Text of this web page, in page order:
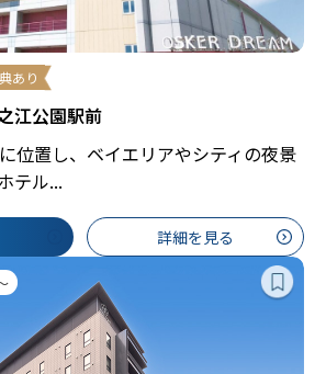
あり
江公園駅前
位置し、ベイエリアやシティの夜景
テル...
詳細を見る